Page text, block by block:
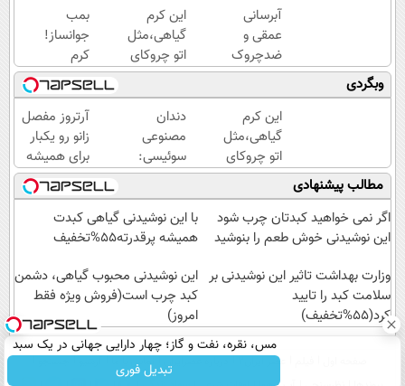
آبرسانی
عمقی و
ضدچروک
قوی
گیاهی
بدون
عوارض!!
(تخفیف
تا امشب)
این کرم
گیاهی،مثل
اتو چروکای
پوستتوصاف
میکنه!50%تخفیف
بمب
جوانساز!
کرم
بوتاکس
جلبک
اسپیرولینا50%تخفیف
وبگردی
این کرم
گیاهی،مثل
اتو چروکای
پوستتوصاف
میکنه!50%تخفیف
دندان
مصنوعی
سوئیسی:
جدیدترین
فناوری
اروپا،
سبک و
پرداخت
قسطی
آرتروز مفصل
زانو رو یکبار
برای همیشه
درمان کن!
◗پرسش‌نامه◖
مطالب پیشنهادی
اگر نمی خواهید کبدتان چرب شود
این نوشیدنی خوش طعم را بنوشید
با این نوشیدنی گیاهی کبدت
همیشه پرقدرته55%تخفیف
وزارت بهداشت تاثیر این نوشیدنی بر
سلامت کبد را تایید
کرد(55%تخفیف)
این نوشیدنی محبوب گیاهی، دشمن
کبد چرب است(فروش ویژه فقط
امروز)
مس، نقره، نفت و گاز؛ چهار دارایی جهانی در یک سبد
تبدیل فوری
عصر ایران۲ تماس با ما